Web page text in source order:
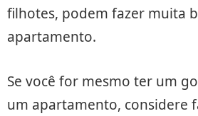
filhotes, podem fazer muita
apartamento.
Se você for mesmo ter um
um apartamento, considere